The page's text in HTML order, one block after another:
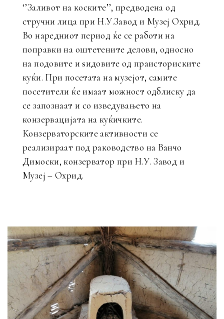
‘’Заливот на коските’’, предводена од
стручни лица при Н.У.Завод и Музеј Охрид.
Во наредниот период ќе се работи на
поправки на оштетените делови, односно
на подовите и ѕидовите од праисториските
куќи. При посетата на музејот, самите
посетители ќе имаат можност одблиску да
се запознаат и со изведувањето на
конзервацијата на куќичките.
Конзерваторските активности се
реализираат под раководство на Ванчо
Димоски, конзерватор при Н.У. Завод и
Музеј – Охрид.